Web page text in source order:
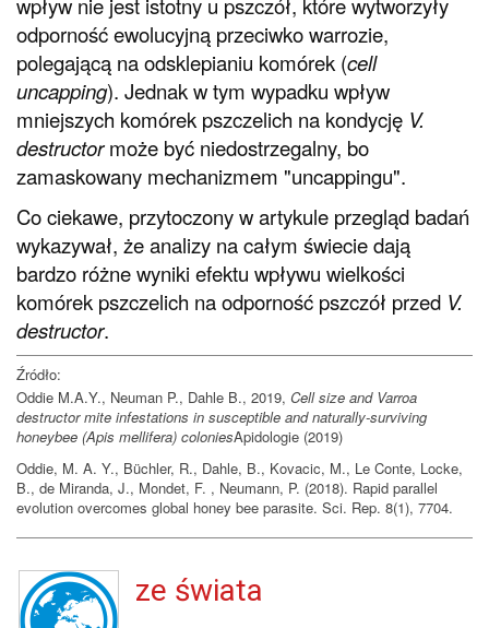
odporność ewolucyjną przeciwko warrozie,
polegającą na odsklepianiu komórek (cell
uncapping). Jednak w tym wypadku wpływ
mniejszych komórek pszczelich na kondycję V.
destructormoże być niedostrzegalny, bo
zamaskowany mechanizmem "uncappingu".
Co ciekawe, przytoczony w artykule przegląd badań
wykazywał, że analizy na całym świecie dają
bardzo różne wyniki efektu wpływu wielkości
komórek pszczelich na odporność pszczół przed V.
destructor.
Źródło:
Oddie M.A.Y., Neuman P., Dahle B., 2019, Cell size and Varroa
destructor mite infestations in susceptible and naturally-surviving
honeybee (Apis mellifera) coloniesApidologie (2019)
Oddie, M. A. Y., Büchler, R., Dahle, B., Kovacic, M., Le Conte, Locke,
B., de Miranda, J., Mondet, F. , Neumann, P. (2018). Rapid parallel
evolution overcomes global honey bee parasite. Sci. Rep. 8(1), 7704.
ze świata